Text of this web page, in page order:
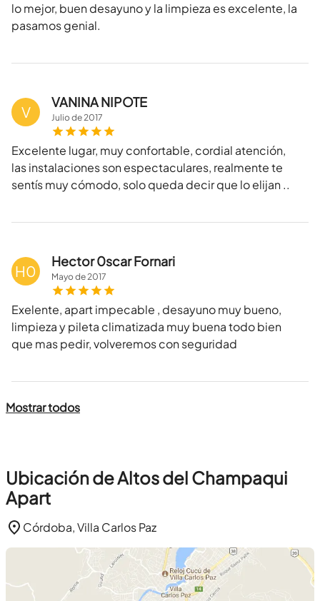
lo mejor, buen desayuno y la limpieza es excelente, la
pasamos genial.
V
VANINA NIPOTE
Juliode2017
Excelente lugar, muy confortable, cordial atención,
las instalaciones son espectaculares, realmente te
sentís muy cómodo, solo queda decir que lo elijan ..
H0
Hector 0scar Fornari
Mayode2017
Exelente, apart impecable , desayuno muy bueno,
limpieza y pileta climatizada muy buena todo bien
que mas pedir, volveremos con seguridad
Mostrar todos
Ubicación de Altos del Champaqui
Apart
Córdoba, Villa Carlos Paz